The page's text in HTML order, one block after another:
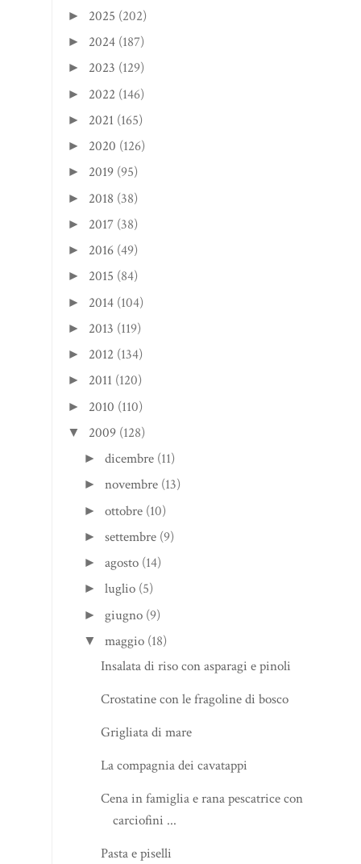
► 2025 (202)
► 2024 (187)
► 2023 (129)
► 2022 (146)
► 2021 (165)
► 2020 (126)
► 2019 (95)
► 2018 (38)
► 2017 (38)
► 2016 (49)
► 2015 (84)
► 2014 (104)
► 2013 (119)
► 2012 (134)
► 2011 (120)
► 2010 (110)
▼ 2009 (128)
►dicembre (11)
►novembre (13)
►ottobre (10)
►settembre (9)
►agosto (14)
►luglio (5)
►giugno (9)
▼ maggio (18)
Insalata di riso con asparagi e pinoli
Crostatine con le fragoline di bosco
Grigliata di mare
La compagnia dei cavatappi
Cena in famiglia e rana pescatrice con
carciofini ...
Pasta e piselli